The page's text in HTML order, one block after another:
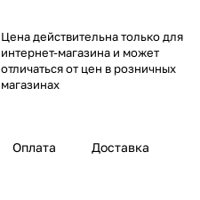
Цена действительна только для
интернет-магазина и может
отличаться от цен в розничных
магазинах
Оплата Доставка